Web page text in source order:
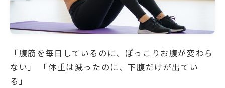
「腹筋を毎日しているのに、ぽっこりお腹が変わら
ない」 「体重は減ったのに、下腹だけが出てい
る」